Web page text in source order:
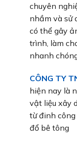
chuyên
nhầm và sử
có thể gây
trình, làm
nhanh
CÔNG TY
hiện nay là
vật liệu xây
từ đinh
đổ bê tông